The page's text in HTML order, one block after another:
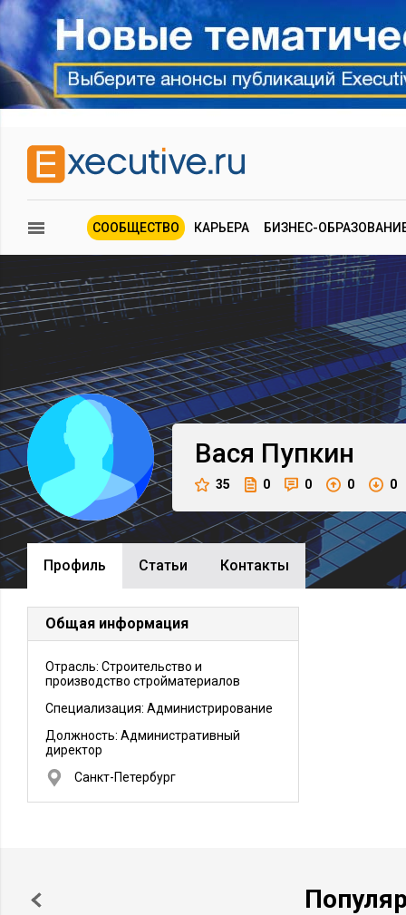
СООБЩЕСТВО КАРЬЕРА БИЗНЕС-
Вася Пупкин
35 0 0 0 0
Профиль Cтатьи Контакты
Общая информация
Отрасль: Строительство и
производство стройматериалов
Специализация: Администрирование
Должность: Административный
директор
Санкт-Петербург